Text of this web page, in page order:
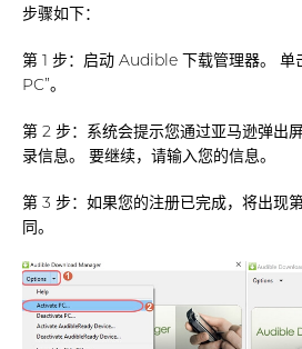
步骤如下：
第 1 步：启动 Audible 下载管理器。 单
PC”。
第 2 步：系统会提示您通过亚马逊弹出
录信息。 要继续，请输入您的信息。
第 3 步：如果您的注册已完成，将出现
同。